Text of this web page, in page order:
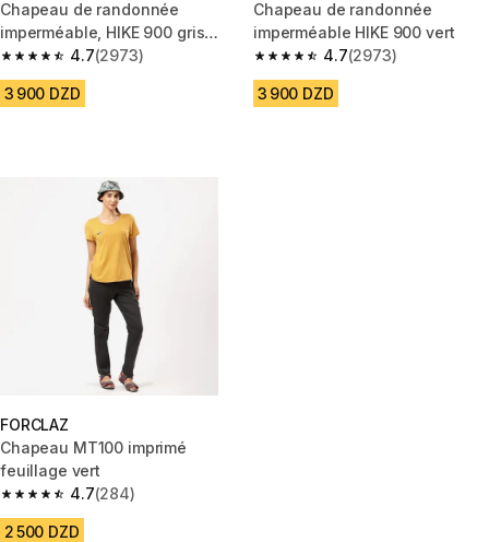
Chapeau de randonnée
imperméable, HIKE 900 gris
clair
4.7
4.7 out of 5 stars from 2973 reviews
(2973)
3 900 DZD
Chapeau de randonnée
imperméable HIKE 900 vert
4.7
4.7 out of 5 stars from 2973
(2973)
3 900 DZD
FORCLAZ
Chapeau MT100 imprimé
feuillage vert
4.7
4.7 out of 5 stars from 284 reviews
(284)
2 500 DZD